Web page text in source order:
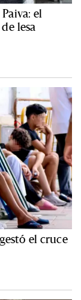
el
lesa
el cruce